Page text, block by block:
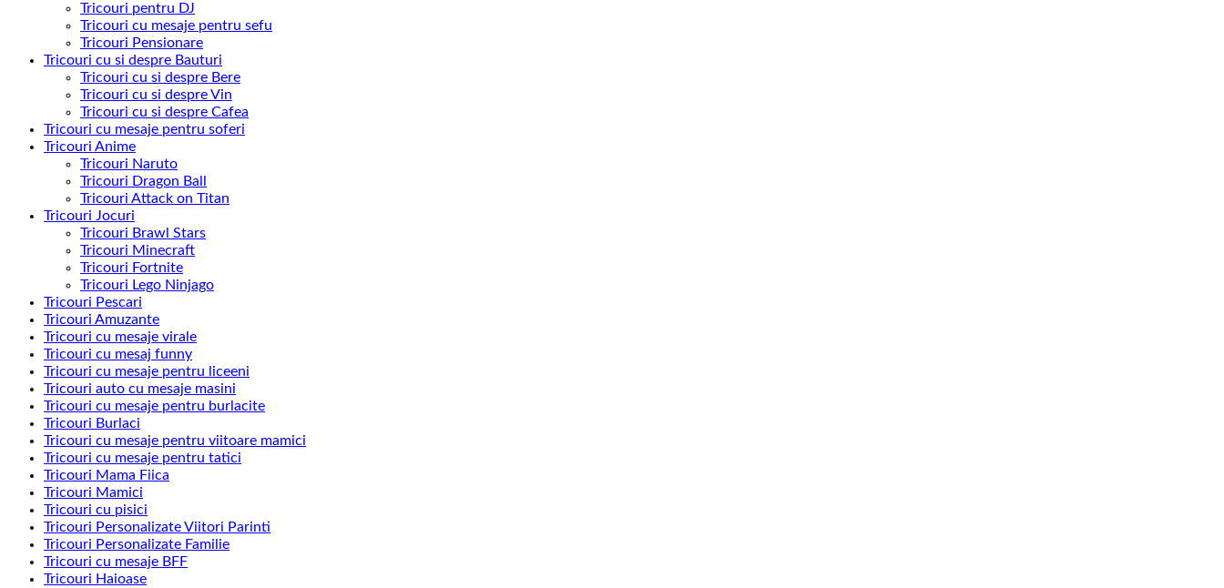
Tricouri pentru DJ
Tricouri cu mesaje pentru sefu
Tricouri Pensionare
Tricouri cu si despre Bauturi
Tricouri cu si despre Bere
Tricouri cu si despre Vin
Tricouri cu si despre Cafea
Tricouri cu mesaje pentru soferi
Tricouri Anime
Tricouri Naruto
Tricouri Dragon Ball
Tricouri Attack on Titan
Tricouri Jocuri
Tricouri Brawl Stars
Tricouri Minecraft
Tricouri Fortnite
Tricouri Lego Ninjago
Tricouri Pescari
Tricouri Amuzante
Tricouri cu mesaje virale
Tricouri cu mesaj funny
Tricouri cu mesaje pentru liceeni
Tricouri auto cu mesaje masini
Tricouri cu mesaje pentru burlacite
Tricouri Burlaci
Tricouri cu mesaje pentru viitoare mamici
Tricouri cu mesaje pentru tatici
Tricouri Mama Fiica
Tricouri Mamici
Tricouri cu pisici
Tricouri Personalizate Viitori Parinti
Tricouri Personalizate Familie
Tricouri cu mesaje BFF
Tricouri Haioase